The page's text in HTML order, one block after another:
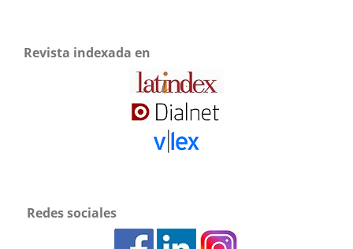
Revista indexada en
Redes sociales